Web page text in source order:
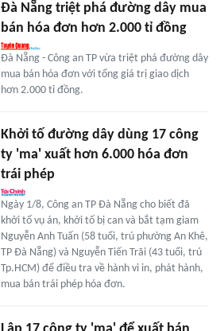
Đà Nẵng triệt phá đường dây mua
bán hóa đơn hơn 2.000 tỉ đồng
Đà Nẵng - Công an TP vừa triệt phá đường dây
mua bán hóa đơn với tổng giá trị giao dịch
hơn 2.000 tỉ đồng.
Khởi tố đường dây dùng 17 công
ty 'ma' xuất hơn 6.000 hóa đơn
trái phép
Ngày 1/8, Công an TP Đà Nẵng cho biết đã
khởi tố vụ án, khởi tố bị can và bắt tạm giam
Nguyễn Anh Tuấn (58 tuổi, trú phường An Khê,
TP Đà Nẵng) và Nguyễn Tiến Trãi (43 tuổi, trú
Tp.HCM) để điều tra về hành vi in, phát hành,
mua bán trái phép hóa đơn.